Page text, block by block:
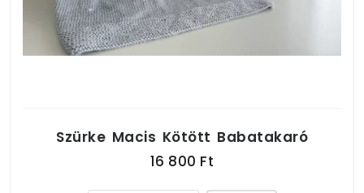
Szürke Macis Kötött Babatakaró
16 800 Ft